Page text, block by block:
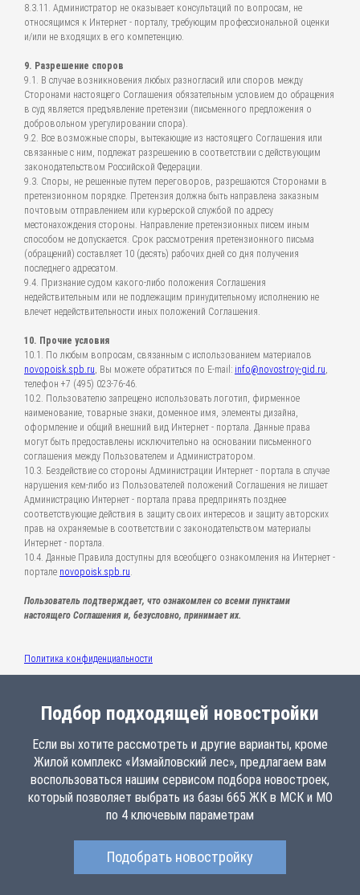
8.3.11. Администратор не оказывает консультаций по вопросам, не
относящимся к Интернет - порталу, требующим профессиональной оценки
и/или не входящих в его компетенцию.
9. Разрешение споров
9.1. В случае возникновения любых разногласий или споров между
Сторонами настоящего Соглашения обязательным условием до обращения
в суд является предъявление претензии (письменного предложения о
добровольном урегулировании спора).
9.2. Все возможные споры, вытекающие из настоящего Соглашения или
связанные с ним, подлежат разрешению в соответствии с действующим
законодательством Российской Федерации.
9.3. Споры, не решенные путем переговоров, разрешаются Сторонами в
претензионном порядке. Претензия должна быть направлена заказным
почтовым отправлением или курьерской службой по адресу
местонахождения стороны. Направление претензионных писем иным
способом не допускается. Срок рассмотрения претензионного письма
(обращений) составляет 10 (десять) рабочих дней со дня получения
последнего адресатом.
9.4. Признание судом какого-либо положения Соглашения
недействительным или не подлежащим принудительному исполнению не
влечет недействительности иных положений Соглашения.
10. Прочие условия
10.1. По любым вопросам, связанным с использованием материалов
novopoisk.spb.ru, Вы можете обратиться по E-mail: info@novostroy-gid.ru,
телефон +7 (495) 023-76-46.
10.2. Пользователю запрещено использовать логотип, фирменное
наименование, товарные знаки, доменное имя, элементы дизайна,
оформление и общий внешний вид Интернет - портала. Данные права
могут быть предоставлены исключительно на основании письменного
соглашения между Пользователем и Администратором.
10.3. Бездействие со стороны Администрации Интернет - портала в случае
нарушения кем-либо из Пользователей положений Соглашения не лишает
Администрацию Интернет - портала права предпринять позднее
соответствующие действия в защиту своих интересов и защиту авторских
прав на охраняемые в соответствии с законодательством материалы
Интернет - портала.
10.4. Данные Правила доступны для всеобщего ознакомления на Интернет -
портале novopoisk.spb.ru.
Пользователь подтверждает, что ознакомлен со всеми пунктами
настоящего Соглашения и, безусловно, принимает их.
Политика конфиденциальности
Подбор подходящей новостройки
Если вы хотите рассмотреть и другие варианты, кроме
Жилой комплекс «Измайловский лес», предлагаем вам
воспользоваться нашим сервисом подбора новостроек,
который позволяет выбрать из базы 665 ЖК в МСК и МО
по 4 ключевым параметрам
Подобрать новостройку